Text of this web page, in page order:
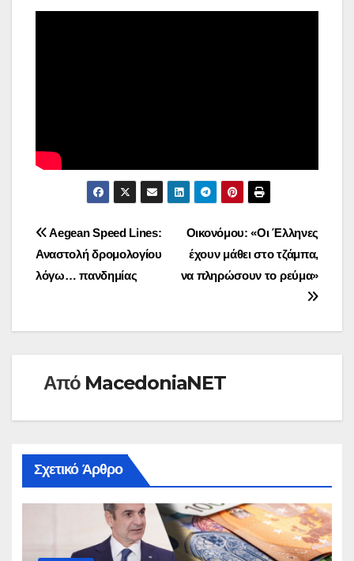
Πλοήγηση
άρθρων
Οικονόμου: «Οι Έλληνες
έχουν μάθει στο τζάμπα,
να πληρώσουν το ρεύμα»
Aegean Speed Lines:
Αναστολή δρομολογίου
λόγω… πανδημίας
Από MacedoniaNET
Σχετικό Άρθρο